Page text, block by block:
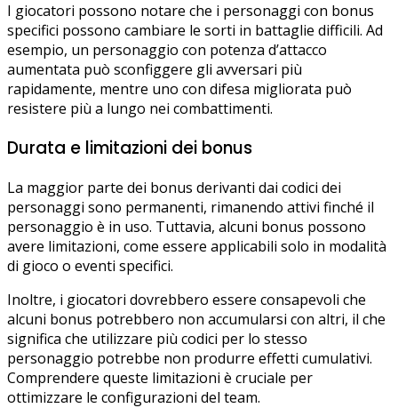
I giocatori possono notare che i personaggi con bonus
specifici possono cambiare le sorti in battaglie difficili. Ad
esempio, un personaggio con potenza d’attacco
aumentata può sconfiggere gli avversari più
rapidamente, mentre uno con difesa migliorata può
resistere più a lungo nei combattimenti.
Durata e limitazioni dei bonus
La maggior parte dei bonus derivanti dai codici dei
personaggi sono permanenti, rimanendo attivi finché il
personaggio è in uso. Tuttavia, alcuni bonus possono
avere limitazioni, come essere applicabili solo in modalità
di gioco o eventi specifici.
Inoltre, i giocatori dovrebbero essere consapevoli che
alcuni bonus potrebbero non accumularsi con altri, il che
significa che utilizzare più codici per lo stesso
personaggio potrebbe non produrre effetti cumulativi.
Comprendere queste limitazioni è cruciale per
ottimizzare le configurazioni del team.